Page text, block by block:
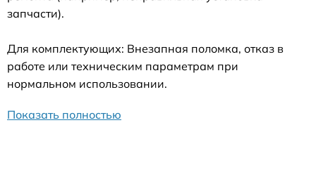
запчасти).
Для комплектующих: Внезапная поломка, отказ в
работе или техническим параметрам при
нормальном использовании.
Показать полностью